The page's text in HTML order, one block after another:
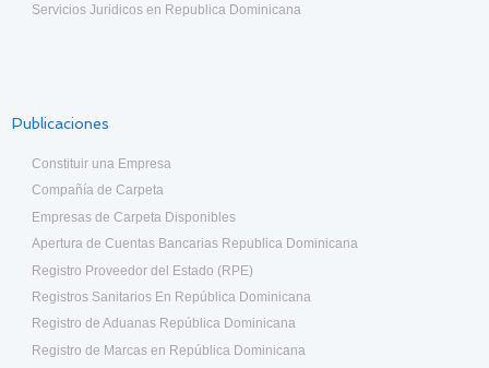
Servicios Juridicos en Republica Dominicana
Publicaciones
Constituir una Empresa
Compañía de Carpeta
Empresas de Carpeta Disponibles
Apertura de Cuentas Bancarias Republica Dominicana
Registro Proveedor del Estado (RPE)
Registros Sanitarios En República Dominicana
Registro de Aduanas República Dominicana
Registro de Marcas en República Dominicana